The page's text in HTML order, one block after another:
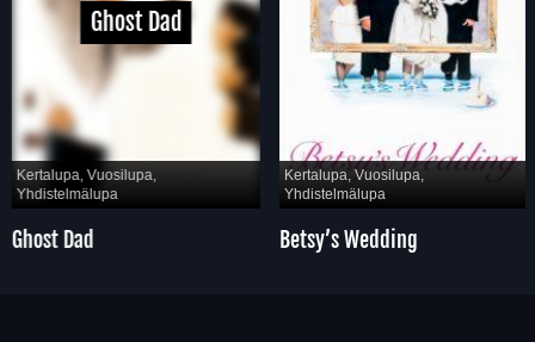
Ghost Dad
Kertalupa, Vuosilupa,
Yhdistelmälupa
Ghost Dad
Kertalupa, Vuosilupa,
Yhdistelmälupa
Betsy’s Wedding